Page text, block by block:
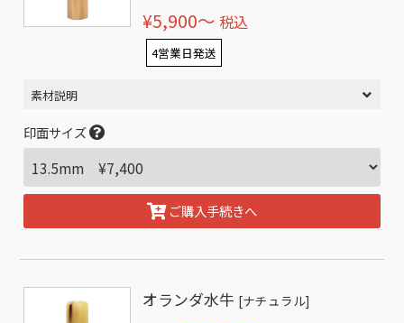
¥5,900〜 税込
4営業日発送
素材説明
印面サイズ
ご購入手続きへ
オランダ水牛 [ナチュラル]